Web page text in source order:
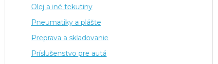
Olej a iné tekutiny
Pneumatiky a plášte
Preprava a skladovanie
Príslušenstvo pre autá